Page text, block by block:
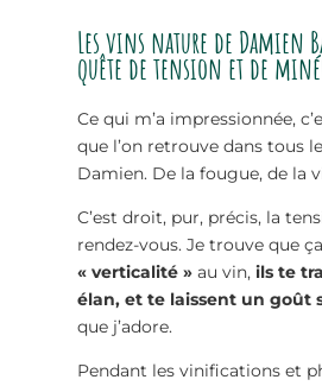
Les vins nature de Damien
quête de tension et de
Ce qui m’a impressionnée,
que l’on retrouve dans tous
Damien. De la fougue, de la
C’est droit, pur, précis, la
rendez-vous. Je trouve que
« verticalité »au vin, ils te
élan, et te laissent un goût
que j’adore.
Pendant les vinifications et